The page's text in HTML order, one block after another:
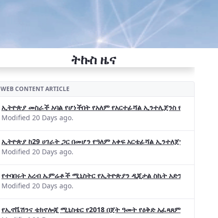
ትኩስ ዜና
WEB CONTENT ARTICLE
ኢትዮጵያ መስራች አባል የሆነችበት የአለም የአርተፊሻል ኢንተሊጀንስ የትብብር
Modified 20 Days ago.
ኢትዮጵያ ከ29 ሀገራት ጋር በመሆን የዓለም አቀፍ አርቴፊሻል ኢንተለጀንስ ትብብር
Modified 20 Days ago.
የተባበሩት አረብ ኤምሬቶች ሚኒስትር የኢትዮጵያን ዲጂታል ስኬት አድንቀዋል
Modified 20 Days ago.
የኢኖቬሽንና ቴክኖሎጂ ሚኒስቴር የ2018 በጀት ዓመት የዕቅድ አፈጻጸምና የቀጣይ